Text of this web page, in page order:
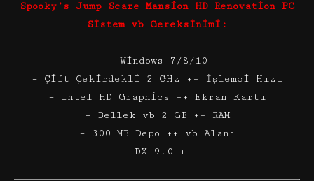
Spooky’s Jump Scare Mansion HD Renovation PC
Sistem vb Gereksinimi:
– Windows 7/8/10
– Çift Çekirdekli 2 GHz ++ İşlemci Hızı
– Intel HD Graphics ++ Ekran Kartı
– Bellek vb 2 GB ++ RAM
– 300 MB Depo ++ vb Alanı
– DX 9.0 ++